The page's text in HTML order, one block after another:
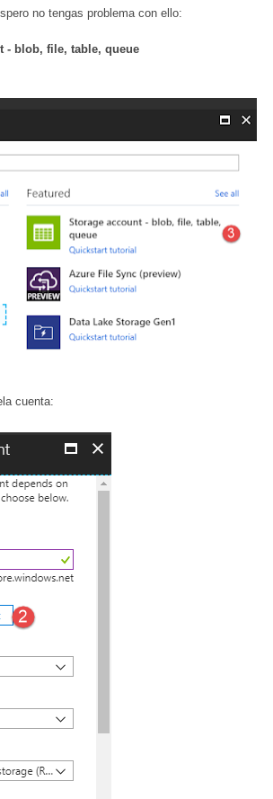
no tengas problema con ello:
- blob, file, table, queue
cuenta: